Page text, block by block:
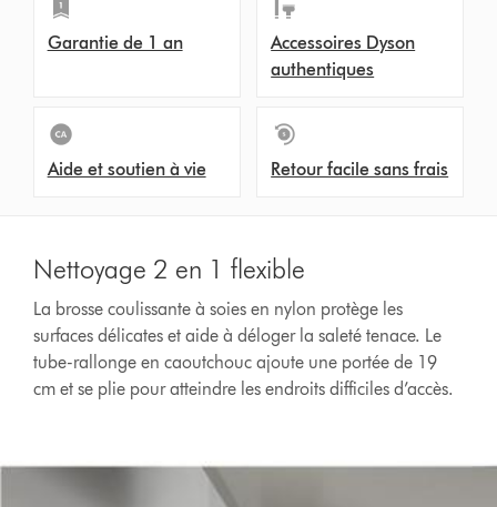
Garantie de 1 an
Accessoires Dyson
authentiques
Aide et soutien à vie Retour facile sans frais
Nettoyage 2 en 1 flexible
La brosse coulissante à soies en nylon protège les
surfaces délicates et aide à déloger la saleté tenace. Le
tube-rallonge en caoutchouc ajoute une portée de 19
cm et se plie pour atteindre les endroits difficiles d’accès.